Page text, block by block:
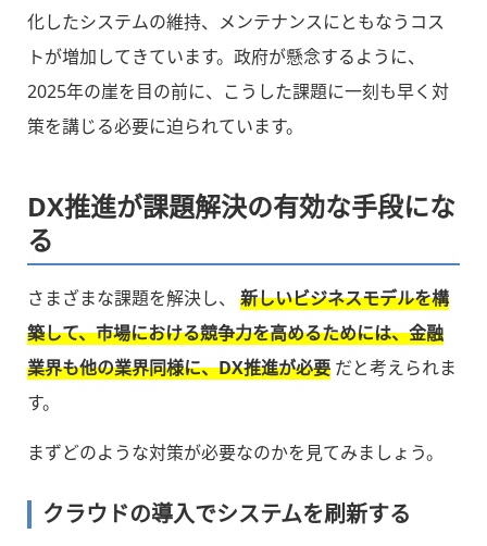
化したシステムの維持、メンテナンスにともなうコス
トが増加してきています。政府が懸念するように、
2025年の崖を目の前に、こうした課題に一刻も早く対
策を講じる必要に迫られています。
DX推進が課題解決の有効な手段にな
る
さまざまな課題を解決し、 新しいビジネスモデルを構
築して、市場における競争力を高めるためには、金融
業界も他の業界同様に、DX推進が必要 だと考えられま
す。
まずどのような対策が必要なのかを見てみましょう。
クラウドの導入でシステムを刷新する